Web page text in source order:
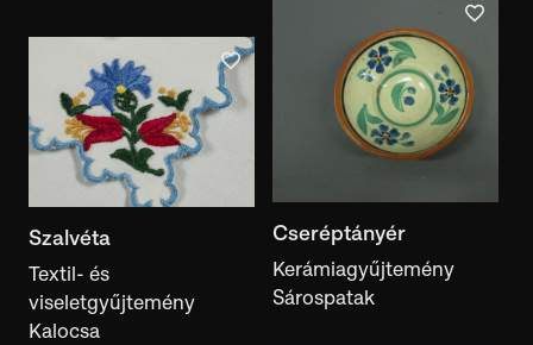
Cseréptányér
Kerámiagyűjtemény
Sárospatak
Szalvéta
Textil- és
viseletgyűjtemény
Kalocsa